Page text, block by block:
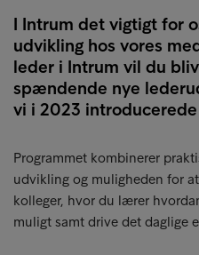
I Intrum det vigtigt for
udvikling hos vores
leder i Intrum vil du
spændende nye
vi i 2023
Programmet kombinerer
udvikling og muligheden for
kolleger, hvor du lærer
muligt samt drive det daglige